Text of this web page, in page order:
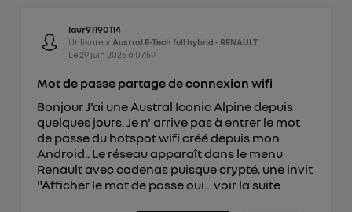
laur91190114
Utilisateur Austral E-Tech full hybrid - RENAULT
Le 29 juin 2025à 07:59
Mot de passe partage de connexion wifi
Bonjour J'ai une Austral Iconic Alpine depuis
quelques jours. Je n' arrive pas à entrer le mot
de passe du hotspot wifi créé depuis mon
Android.. Le réseau apparaît dans le menu
Renault avec cadenas puisque crypté, une invit
"Afficher le mot de passe oui... voir la suite